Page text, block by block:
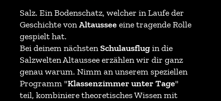
Salz. Ein Bodenschatz, welcher in Laufe der
Geschichte vonAltaussee eine tragende Rolle
gespielt hat.
Bei deinem nächstenSchulausflugin die
Salzwelten Altaussee erzählen wir dir ganz
genau warum. Nimm an unserem speziellen
Programm "Klassenzimmer unter Tage"
teil, kombiniere theoretisches Wissen mit